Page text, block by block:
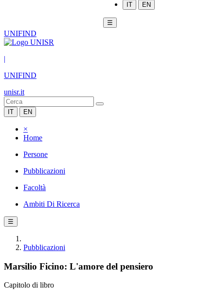
IT EN
☰
UNIFIND
|
UNIFIND
unisr.it
IT EN
×
Home
Persone
Pubblicazioni
Facoltà
Ambiti Di Ricerca
☰
Pubblicazioni
Marsilio Ficino: L'amore del pensiero
Capitolo di libro